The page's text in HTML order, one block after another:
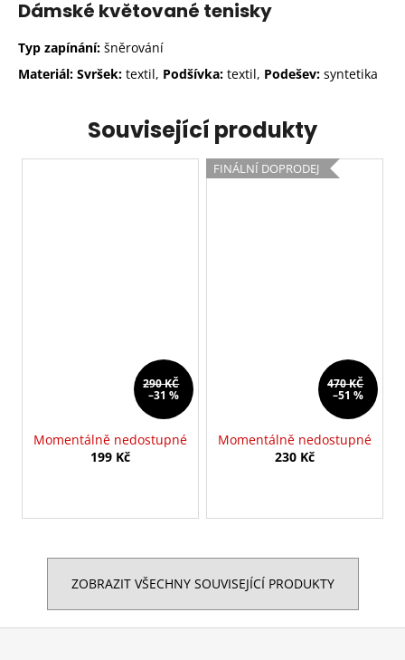
Dámské květované tenisky
Typ zapínání: šněrování
Materiál: Svršek: textil, Podšívka: textil, Podešev: syntetika
Související produkty
290 KČ
–31 %
Momentálně nedostupné
199 Kč
FINÁLNÍ DOPRODEJ
470 KČ
–51 %
Momentálně nedostupné
230 Kč
ZOBRAZIT VŠECHNY SOUVISEJÍCÍ PRODUKTY